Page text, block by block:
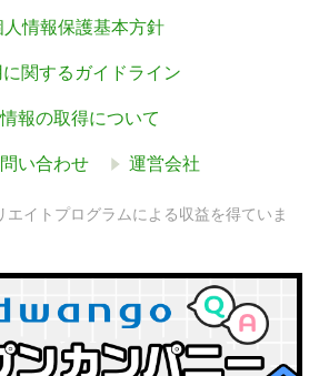
人情報保護基本方針
関するガイドライン
報の取得について
い合わせ 運営会社
エイトプログラムによる収益を得ていま